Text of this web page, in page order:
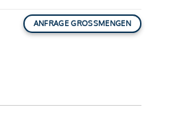
ANFRAGE GROSSMENGEN